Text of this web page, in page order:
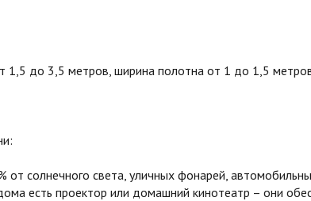
до 3,5 метров, ширина полотна от 1 до 1,5
солнечного света, уличных фонарей,
есть проектор или домашний кинотеатр – они